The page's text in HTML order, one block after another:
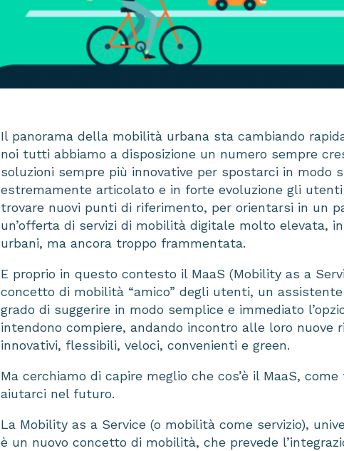
Il panorama della mobilità urbana sta cambiando
noi tutti abbiamo a disposizione un numero sempre
soluzioni sempre più innovative per spostarci in modo
estremamente articolato e in forte evoluzione gli utenti
trovare nuovi punti di riferimento, per orientarsi in un
un’offerta di servizi di mobilità digitale molto elevata,
urbani, ma ancora troppo frammentata.
E proprio in questo contesto il MaaS (Mobility as a
concetto di mobilità “amico” degli utenti, un
grado di suggerire in modo semplice e immediato
intendono compiere, andando incontro alle loro nuove
innovativi, flessibili, veloci, convenienti e green.
Ma cerchiamo di capire meglio che cos’è il MaaS,
aiutarci nel futuro.
La Mobility as a Service (o mobilità come servizio),
è un nuovo concetto di mobilità, che prevede